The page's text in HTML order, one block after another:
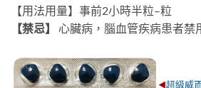
【用法用量】事前2小時半粒–粒
【禁忌】
心臟病，腦血管疾病患者禁